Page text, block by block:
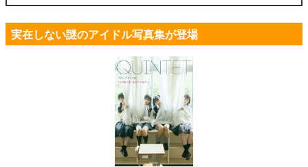
実在しない謎のアイドル写真集が登場